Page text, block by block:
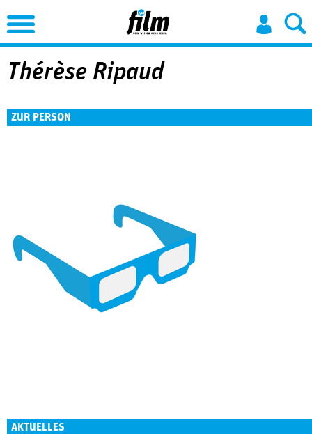
Jump to Navigation
Thérèse Ripaud
ZUR PERSON
AKTUELLES